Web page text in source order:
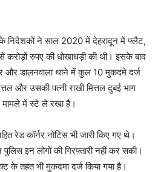
के निदेशकों ने साल 2020 में देहरादून में फ्लैट,
करोड़ों रुपए की धोखाधड़ी की थी। इसके बाद
और डालनवाला थाने में कुल 10 मुकदमे दर्ज
और उसकी पत्नी राखी मित्तल दुबई भाग
मामले में स्टे ले रखा है।
रेड कॉर्नर नोटिस भी जारी किए गए थे।
इन लोगों की गिरफ्तारी नहीं कर सकी।
के तहत भी मुकदमा दर्ज किया गया है।